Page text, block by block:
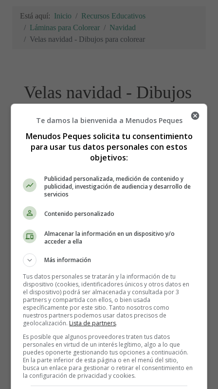
Está aquí: Inicio
Recursos Educativos
Láminas para Colorear
Navidad
Velas navidad - Dibujos para colorear
Velas navidad - Dibujos
para colorear
Te damos la bienvenida a Menudos Peques
Menudos Peques solicita tu consentimiento
para usar tus datos personales con estos
objetivos:
Publicidad personalizada, medición de contenido y
publicidad, investigación de audiencia y desarrollo de
servicios
Contenido personalizado
Almacenar la información en un dispositivo y/o
acceder a ella
Más información
Tus datos personales se tratarán y la información de tu
dispositivo (cookies, identificadores únicos y otros datos en
el dispositivo) podrá ser almacenada y consultada por 3
partners y compartida con ellos, o bien usada
específicamente por este sitio. Tanto nosotros como
nuestros partners podemos usar datos precisos de
geolocalización. Lista de partners.
Es posible que algunos proveedores traten tus datos
personales en virtud de un interés legítimo, algo a lo que
puedes oponerte gestionando tus opciones a continuación.
En la parte inferior de esta página o en el menú del sitio,
busca un enlace para gestionar o retirar el consentimiento en
la configuración de privacidad y cookies.